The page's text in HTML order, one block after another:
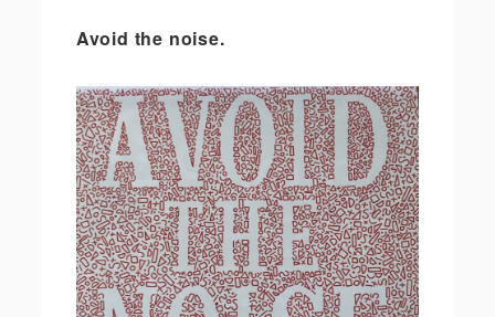
Avoid the noise.